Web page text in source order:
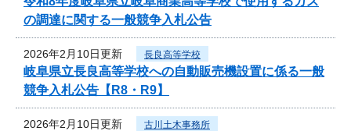
の調達に関する一般競争入札公告
2026年2月10日更新 長良高等学校
岐阜県立長良高等学校への自動販売機設置に係る一般
競争入札公告【R8・R9】
2026年2月10日更新 古川土木事務所